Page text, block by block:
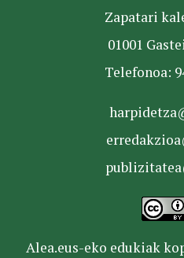
Zapatari
01001
Telefonoa:
Alea.eus-eko edukiak